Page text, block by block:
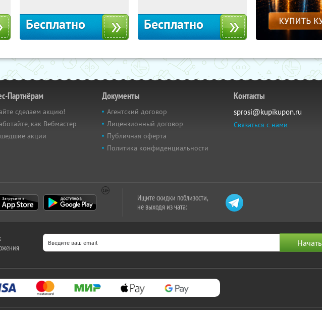
Бесплатно Бесплатно
Партнёрам
сделаем акцию!
как Вебмастер
акции
Документы
Агентский договор
Лицензионный договор
Публичная оферта
Политика конфиденциальности
Контакты
sprosi@kupikupon.ru
Связаться с нами
Ищите скидки поблизости,
не выходя из чата: